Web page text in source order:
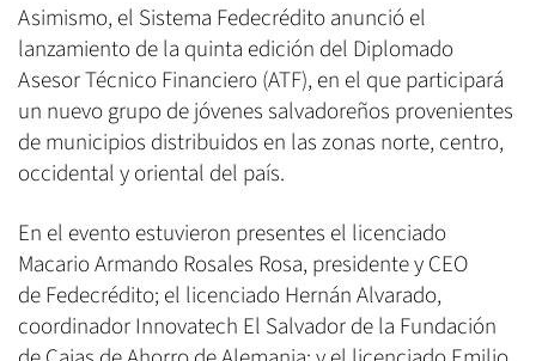
Asimismo, el Sistema Fedecrédito anunció el
lanzamiento de la quinta edición del Diplomado
Asesor Técnico Financiero (ATF), en el que participará
un nuevo grupo de jóvenes salvadoreños provenientes
de municipios distribuidos en las zonas norte, centro,
occidental y oriental del país.
En el evento estuvieron presentes el licenciado
Macario Armando Rosales Rosa, presidente y CEO
de Fedecrédito; el licenciado Hernán Alvarado,
coordinador Innovatech El Salvador de la Fundación